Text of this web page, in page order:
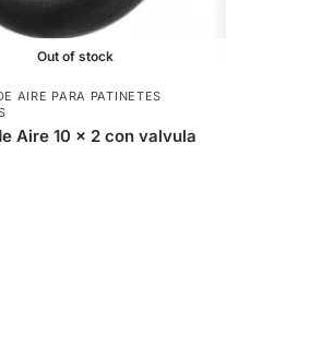
Out of stock
AIRE PARA PATINETES
Aire 10 x 2 con valvula